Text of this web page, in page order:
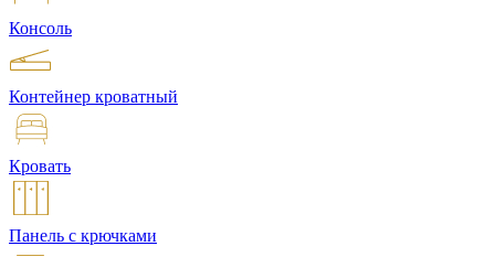
Консоль
Контейнер кроватный
Кровать
Панель с крючками